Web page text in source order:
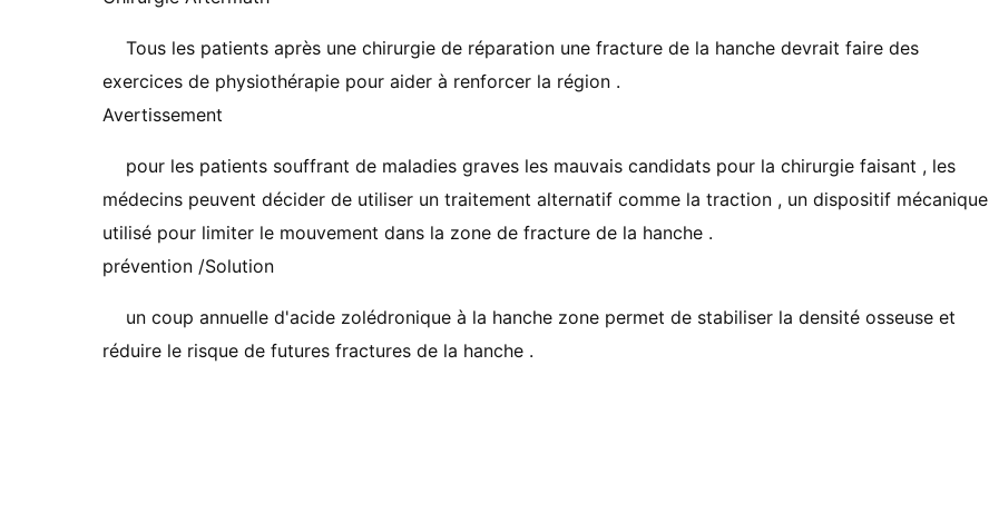
Tous les patients après une chirurgie de réparation une fracture de la hanche devrait faire des
exercices de physiothérapie pour aider à renforcer la région .
Avertissement
pour les patients souffrant de maladies graves les mauvais candidats pour la chirurgie faisant , les
médecins peuvent décider de utiliser un traitement alternatif comme la traction , un dispositif mécanique
utilisé pour limiter le mouvement dans la zone de fracture de la hanche .
prévention /Solution
un coup annuelle d'acide zolédronique à la hanche zone permet de stabiliser la densité osseuse et
réduire le risque de futures fractures de la hanche .